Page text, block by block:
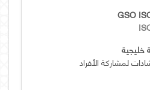
GSO
خليجية
لمشاركة الأفراد